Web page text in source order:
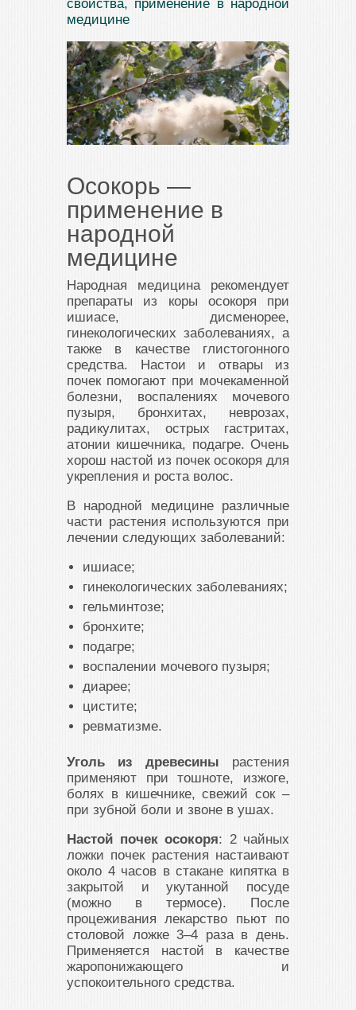
свойства, применение в народной
медицине
Осокорь —
применение в
народной
медицине
Народная медицина рекомендует
препараты из коры осокоря при
ишиасе, дисменорее,
гинекологических заболеваниях, а
также в качестве глистогонного
средства. Настои и отвары из
почек помогают при мочекаменной
болезни, воспалениях мочевого
пузыря, бронхитах, неврозах,
радикулитах, острых гастритах,
атонии кишечника, подагре. Очень
хорош настой из почек осокоря для
укрепления и роста волос.
В народной медицине различные
части растения используются при
лечении следующих заболеваний:
ишиасе;
гинекологических заболеваниях;
гельминтозе;
бронхите;
подагре;
воспалении мочевого пузыря;
диарее;
цистите;
ревматизме.
Уголь из древесины растения
применяют при тошноте, изжоге,
болях в кишечнике, свежий сок –
при зубной боли и звоне в ушах.
Настой почек осокоря: 2 чайных
ложки почек растения настаивают
около 4 часов в стакане кипятка в
закрытой и укутанной посуде
(можно в термосе). После
процеживания лекарство пьют по
столовой ложке 3–4 раза в день.
Применяется настой в качестве
жаропонижающего и
успокоительного средства.